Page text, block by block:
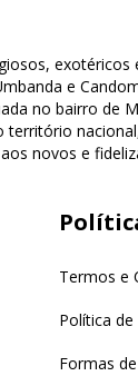
exotéricos
e
no bairro de
território
novos e
Termos e
Política de
Formas